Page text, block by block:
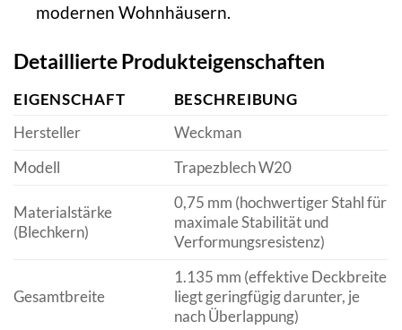
modernen Wohnhäusern.
Detaillierte Produkteigenschaften
EIGENSCHAFT
BESCHREIBUNG
Hersteller
Weckman
Modell
Trapezblech W20
Materialstärke
(Blechkern)
0,75 mm (hochwertiger Stahl für
maximale Stabilität und
Verformungsresistenz)
Gesamtbreite
1.135 mm (effektive Deckbreite
liegt geringfügig darunter, je
nach Überlappung)